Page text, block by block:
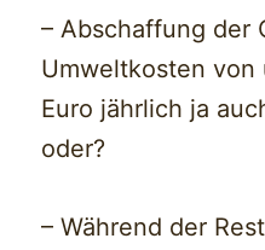
– Abschaffung der
Umweltkosten
Euro jährlich ja
oder?
– Während der